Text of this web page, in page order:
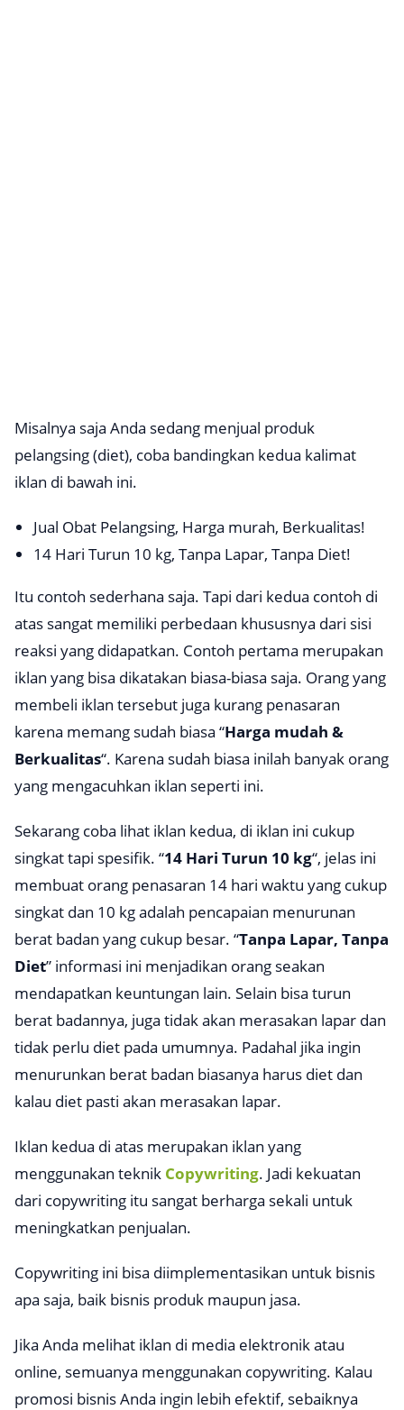
Misalnya saja Anda sedang menjual produk
pelangsing (diet), coba bandingkan kedua kalimat
iklan di bawah ini.
Jual Obat Pelangsing, Harga murah, Berkualitas!
14 Hari Turun 10 kg, Tanpa Lapar, Tanpa Diet!
Itu contoh sederhana saja. Tapi dari kedua contoh di
atas sangat memiliki perbedaan khususnya dari sisi
reaksi yang didapatkan. Contoh pertama merupakan
iklan yang bisa dikatakan biasa-biasa saja. Orang yang
membeli iklan tersebut juga kurang penasaran
karena memang sudah biasa “Harga mudah &
Berkualitas“. Karena sudah biasa inilah banyak orang
yang mengacuhkan iklan seperti ini.
Sekarang coba lihat iklan kedua, di iklan ini cukup
singkat tapi spesifik. “14 Hari Turun 10 kg“, jelas ini
membuat orang penasaran 14 hari waktu yang cukup
singkat dan 10 kg adalah pencapaian menurunan
berat badan yang cukup besar. “Tanpa Lapar, Tanpa
Diet” informasi ini menjadikan orang seakan
mendapatkan keuntungan lain. Selain bisa turun
berat badannya, juga tidak akan merasakan lapar dan
tidak perlu diet pada umumnya. Padahal jika ingin
menurunkan berat badan biasanya harus diet dan
kalau diet pasti akan merasakan lapar.
Iklan kedua di atas merupakan iklan yang
menggunakan teknik Copywriting. Jadi kekuatan
dari copywriting itu sangat berharga sekali untuk
meningkatkan penjualan.
Copywriting ini bisa diimplementasikan untuk bisnis
apa saja, baik bisnis produk maupun jasa.
Jika Anda melihat iklan di media elektronik atau
online, semuanya menggunakan copywriting. Kalau
promosi bisnis Anda ingin lebih efektif, sebaiknya